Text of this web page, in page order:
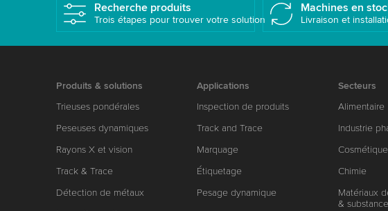
Recherche produits
Trois étapes pour trouver votre solution
Machines en
Livraison et
Produits & solutions
Trieuses pondérales
Peseuses dynamiques
Rayons X et vision
Track & Trace
Détection de métaux
Applications
Inspection de produits
Track and Trace
Marquage
Étiquetage
Pesage dynamique
Secteurs
Alimentaire
Industrie
Chimie
Matériaux
&